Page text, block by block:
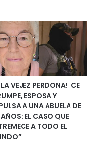
LA VEJEZ PERDONA! ICE
ESPOSA Y
A UNA ABUELA DE
EL CASO QUE
A TODO EL